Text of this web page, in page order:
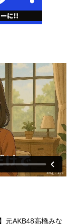
元AKB48高橋みな